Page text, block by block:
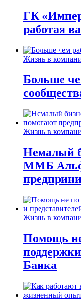
ГК
работая
Жизнь в
Больше
Жизнь в
Немалый
ММБ
Жизнь в
Помощь
Банка